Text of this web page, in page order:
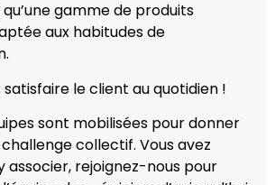
gamme de produits
aux habitudes de
le client au quotidien !
sont mobilisées pour donner
collectif. Vous avez
associer, rejoignez-nous pour